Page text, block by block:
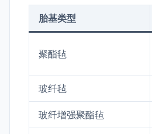
胎基类型
聚酯毡
玻纤毡
玻纤增强聚酯毡